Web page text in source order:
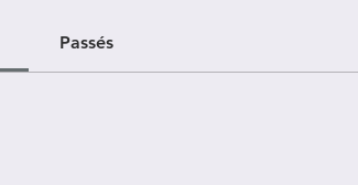
Passés